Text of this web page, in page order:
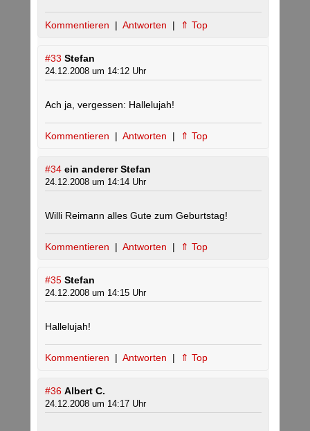
Kommentieren | Antworten | ⇑ Top
#33 Stefan
24.12.2008 um 14:12 Uhr
Ach ja, vergessen: Hallelujah!
Kommentieren | Antworten | ⇑ Top
#34 ein anderer Stefan
24.12.2008 um 14:14 Uhr
Willi Reimann alles Gute zum Geburtstag!
Kommentieren | Antworten | ⇑ Top
#35 Stefan
24.12.2008 um 14:15 Uhr
Hallelujah!
Kommentieren | Antworten | ⇑ Top
#36 Albert C.
24.12.2008 um 14:17 Uhr